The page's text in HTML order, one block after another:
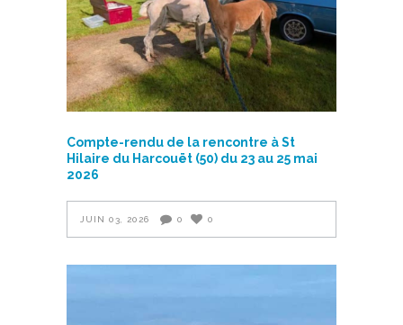
Compte-rendu de la rencontre à St
Hilaire du Harcouët (50) du 23 au 25 mai
2026
JUIN 03, 2026 0 0